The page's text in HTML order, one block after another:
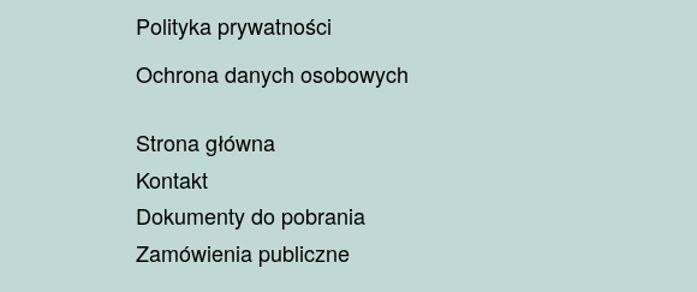
Polityka prywatności
Ochrona danych osobowych
Strona główna
Kontakt
Dokumenty do pobrania
Zamówienia publiczne